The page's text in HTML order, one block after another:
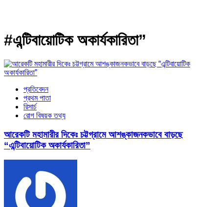
#এন্টিবায়োটিক অকার্যকারিতা”
প্রতিবেদন
প্রথম পাতা
রিসার্চ
রোগ বিষয়ক তথ্য
আরেকটি মহামারীর দিকেঃ চট্টগ্রামে আশঙ্কাজনকভাবে বাড়ছে
“এন্টিবায়োটিক অকার্যকারিতা”